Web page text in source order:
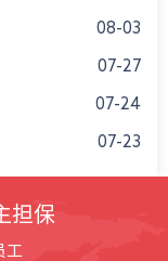
08-03
07-27
07-24
07-23
担保
工